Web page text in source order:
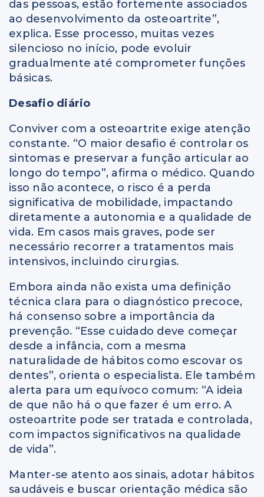
das pessoas, estão fortemente associados
ao desenvolvimento da osteoartrite”,
explica. Esse processo, muitas vezes
silencioso no início, pode evoluir
gradualmente até comprometer funções
básicas.
Desafio diário
Conviver com a osteoartrite exige atenção
constante. “O maior desafio é controlar os
sintomas e preservar a função articular ao
longo do tempo”, afirma o médico. Quando
isso não acontece, o risco é a perda
significativa de mobilidade, impactando
diretamente a autonomia e a qualidade de
vida. Em casos mais graves, pode ser
necessário recorrer a tratamentos mais
intensivos, incluindo cirurgias.
Embora ainda não exista uma definição
técnica clara para o diagnóstico precoce,
há consenso sobre a importância da
prevenção. “Esse cuidado deve começar
desde a infância, com a mesma
naturalidade de hábitos como escovar os
dentes”, orienta o especialista. Ele também
alerta para um equívoco comum: “A ideia
de que não há o que fazer é um erro. A
osteoartrite pode ser tratada e controlada,
com impactos significativos na qualidade
de vida”.
Manter-se atento aos sinais, adotar hábitos
saudáveis e buscar orientação médica são